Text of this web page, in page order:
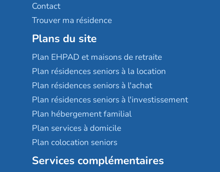
Contact
Trouver ma résidence
Plans du site
Plan EHPAD et maisons de retraite
Plan résidences seniors à la location
Plan résidences seniors à l'achat
Plan résidences seniors à l'investissement
Plan hébergement familial
Plan services à domicile
Plan colocation seniors
Services complémentaires